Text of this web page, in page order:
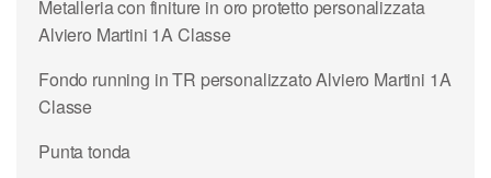
Metalleria con finiture in oro protetto personalizzata
Alviero Martini 1A Classe
Fondo running in TR personalizzato Alviero Martini 1A
Classe
Punta tonda